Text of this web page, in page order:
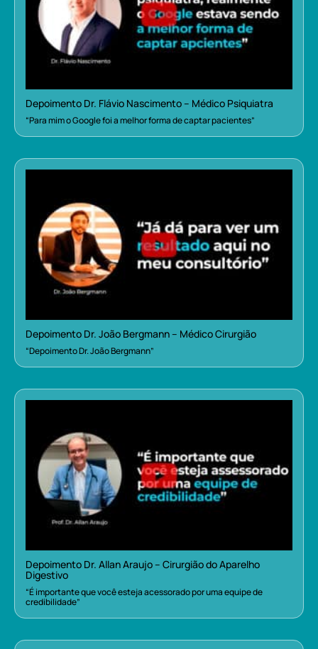
Depoimento Dr. Flávio Nascimento – Médico Psiquiatra
“Para mim o Google foi a melhor forma de captar pacientes”
Depoimento Dr. João Bergmann – Médico Cirurgião
“Depoimento Dr. João Bergmann”
Depoimento Dr. Allan Araujo – Cirurgião do Aparelho
Digestivo
“É importante que você esteja acessorado por uma equipe de
credibilidade”